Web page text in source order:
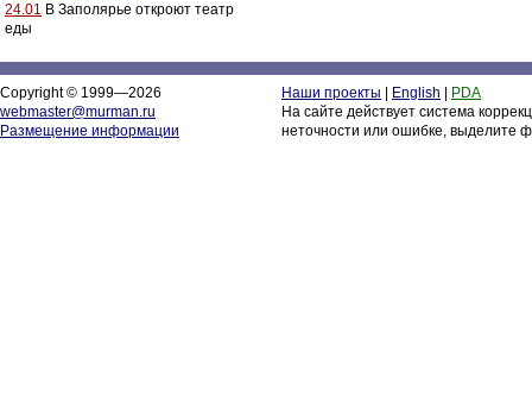
24.01 В Заполярье откроют театр
еды
Copyright © 1999—2026
webmaster@murman.ru
Размещение информации
Наши проекты English
PDA
На сайте действует система
неточности или ошибке, выделите